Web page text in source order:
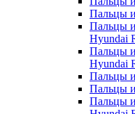
Пальцы
Пальцы
Hyundai
Пальцы
Hyundai
Пальцы
Пальцы
Пальцы